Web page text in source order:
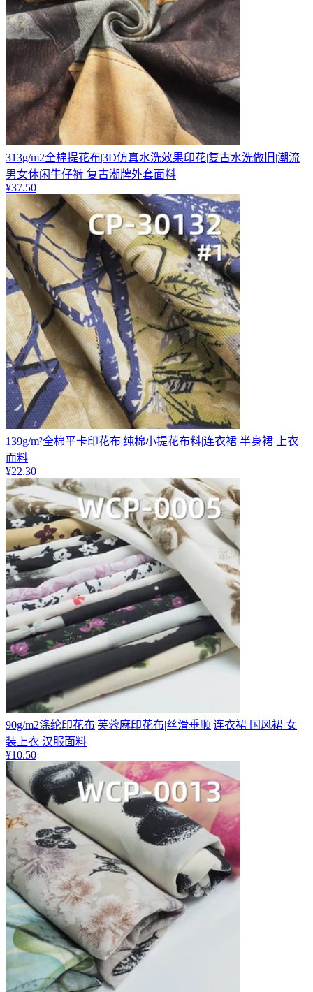
313g/m2全棉提花布|3D仿真水洗效果印花|复古水洗做旧|潮流
男女休闲牛仔裤 复古潮牌外套面料
¥37.50
139g/m²全棉平卡印花布|纯棉小提花布料|连衣裙 半身裙 上衣
面料
¥22.30
90g/m2涤纶印花布|芙蓉麻印花布|丝滑垂顺|连衣裙 国风裙 女
装上衣 汉服面料
¥10.50